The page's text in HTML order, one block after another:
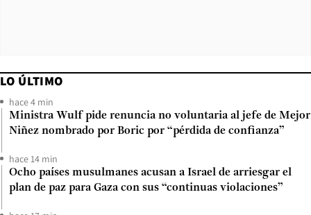
LO ÚLTIMO
hace 4 min
Ministra Wulf pide renuncia no voluntaria al jefe de Mejor
Niñez nombrado por Boric por “pérdida de confianza”
hace 14 min
Ocho países musulmanes acusan a Israel de arriesgar el
plan de paz para Gaza con sus “continuas violaciones”